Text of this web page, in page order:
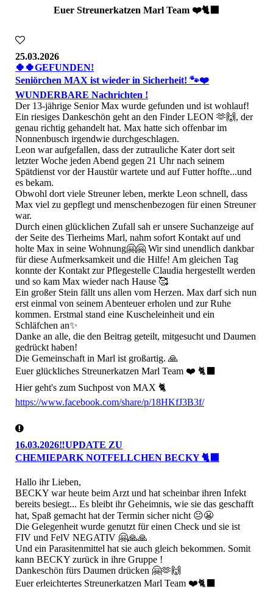
Euer Streunerkatzen Marl Team ❤️🐈‍⬛
25.03.2026
🍀🍀GEFUNDEN!
Seniörchen MAX ist wieder in Sicherheit! 🐾❤️
WUNDERBARE Nachrichten !
Der 13-jährige Senior Max wurde gefunden und ist wohlauf!
​Ein riesiges Dankeschön geht an den Finder LEON 🫶🙌, der
genau richtig gehandelt hat. Max hatte sich offenbar im
Nonnenbusch irgendwie durchgeschlagen.
Leon war aufgefallen, dass der zutrauliche Kater dort seit
letzter Woche jeden Abend gegen 21 Uhr nach seinem
Spätdienst vor der Haustür wartete und auf Futter hoffte...und
es bekam.
​Obwohl dort viele Streuner leben, merkte Leon schnell, dass
Max viel zu gepflegt und menschenbezogen für einen Streuner
war.
Durch einen glücklichen Zufall sah er unsere Suchanzeige auf
der Seite des Tierheims Marl, nahm sofort Kontakt auf und
holte Max in seine Wohnung🤗🤗 ​Wir sind unendlich dankbar
für diese Aufmerksamkeit und die Hilfe! Am gleichen Tag
konnte der Kontakt zur Pflegestelle Claudia hergestellt werden
und so kam Max wieder nach Hause 🥰
Ein großer Stein fällt uns allen vom Herzen. Max darf sich nun
erst einmal von seinem Abenteuer erholen und zur Ruhe
kommen. Erstmal stand eine Kuscheleinheit und ein
Schläfchen an✨
​Danke an alle, die den Beitrag geteilt, mitgesucht und Daumen
gedrückt haben!
Die Gemeinschaft in Marl ist großartig. 🙏
Euer glückliches Streunerkatzen Marl Team ❤️ 🐈‍⬛
Hier geht's zum Suchpost von MAX 🐈
https://www.facebook.com/share/p/18HKfJ3B3f/
16.03.2026‼️UPDATE ZU
CHEMIEPARK NOTFELLCHEN BECKY 🐈‍⬛
Hallo ihr Lieben,
BECKY war heute beim Arzt und hat scheinbar ihren Infekt
bereits besiegt... Es bleibt ihr Geheimnis, wie sie das geschafft
hat, Spaß gemacht hat der Termin sicher nicht 😐😬
Die Gelegenheit wurde genutzt für einen Check und sie ist
FIV und FelV NEGATIV 🤗🙏🙏
Und ein Parasitenmittel hat sie auch gleich bekommen. Somit
kann BECKY zurück in ihre Gruppe !
Dankeschön fürs Daumen drücken 🤗🫶🙌
Euer erleichtertes Streunerkatzen Marl Team ❤️🐈‍⬛